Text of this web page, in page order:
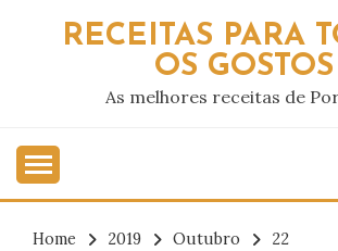
RECEITAS PARA
OS GOSTOS
As melhores receitas de
Home 2019 Outubro
22